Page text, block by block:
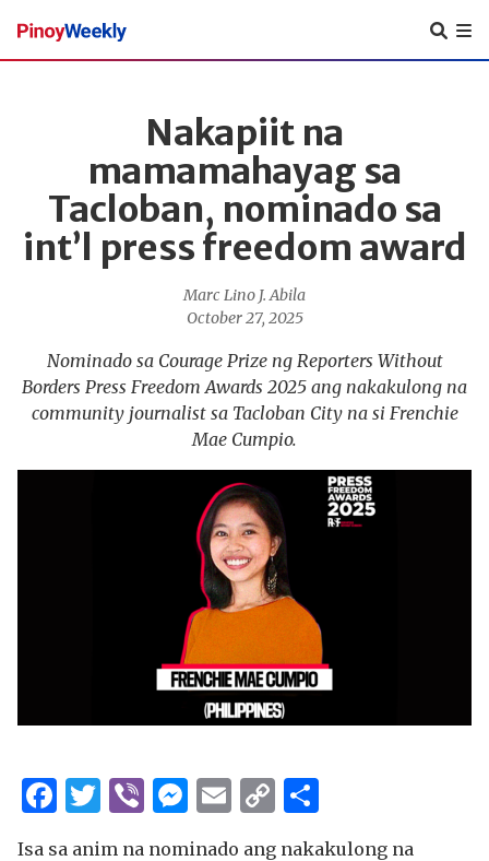
Pinoy
Weekly
Nakapiit na
mamamahayag sa
Tacloban, nominado sa
int’l press freedom award
Marc Lino J. Abila
October 27, 2025
Nominado sa Courage Prize ng Reporters Without
Borders Press Freedom Awards 2025 ang nakakulong na
community journalist sa Tacloban City na si Frenchie
Mae Cumpio.
Facebook
Twitter
ViberMessenger
Email
Copy
Link
Isa sa anim na nominado ang nakakulong na